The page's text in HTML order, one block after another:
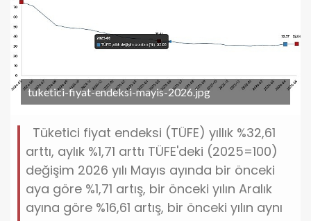
tuketici-fiyat-endeksi-mayis-2026.jpg
Tüketici fiyat endeksi (TÜFE) yıllık %32,61
arttı, aylık %1,71 arttı TÜFE'deki (2025=100)
değişim 2026 yılı Mayıs ayında bir önceki
aya göre %1,71 artış, bir önceki yılın Aralık
ayına göre %16,61 artış, bir önceki yılın aynı